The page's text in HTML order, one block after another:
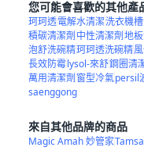
您可能會喜歡的其他產
珂珂透電解水清潔洗衣機
積碳清潔劑中性清潔劑地
泡舒洗碗精珂珂透洗碗精
長效防霉lysol-來舒鋼圈清
萬用清潔劑窗型冷氣persil
saenggong
來自其他品牌的商品
Magic Amah 妙管家